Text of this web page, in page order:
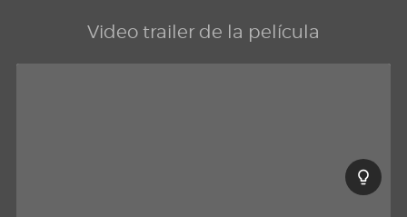
Video trailer de la película